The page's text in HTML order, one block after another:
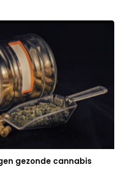
gezonde cannabis